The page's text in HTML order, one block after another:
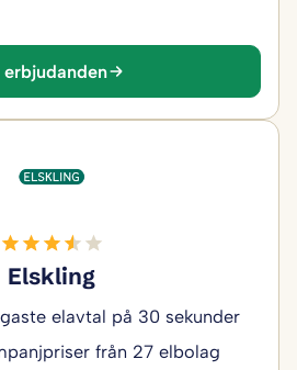
erbjudanden
Elskling
elavtal på 30 sekunder
från 27 elbolag